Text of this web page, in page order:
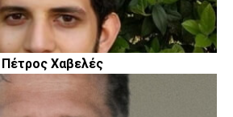
Πέτρος Χαβελές